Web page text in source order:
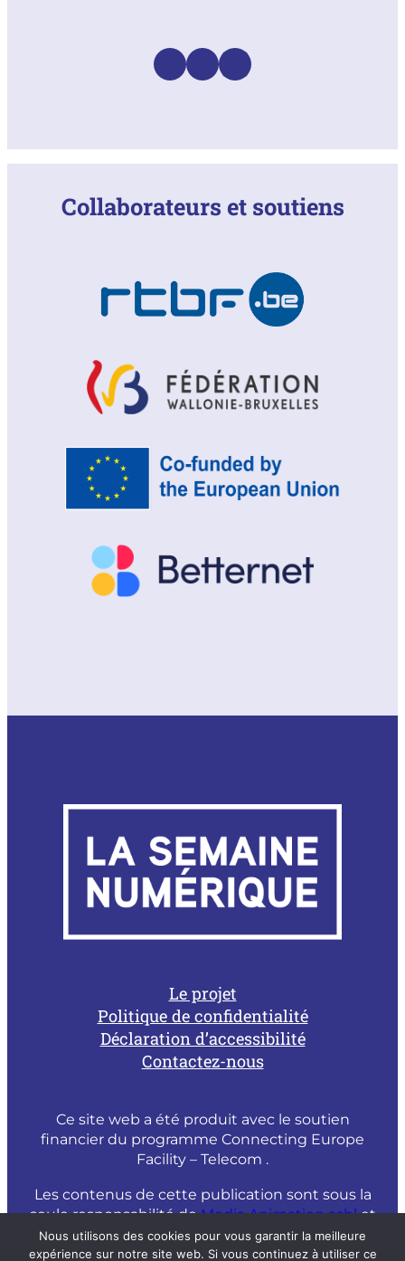
Facebook
Instagram
LinkedIn
Collaborateurs et soutiens
Le projet
Politique de confidentialité
Déclaration d’accessibilité
Contactez-nous
Ce site web a été produit avec le soutien
financier du programme Connecting Europe
Facility – Telecom .
Les contenus de cette publication sont sous la
seule responsabilité deMedia Animation asblet
ne peuvent être considérés comme un reflet
de l’opinion officielle de la Commission
Nous utilisons des cookies pour vous garantir la meilleure
expérience sur notre site web. Si vous continuez à utiliser ce